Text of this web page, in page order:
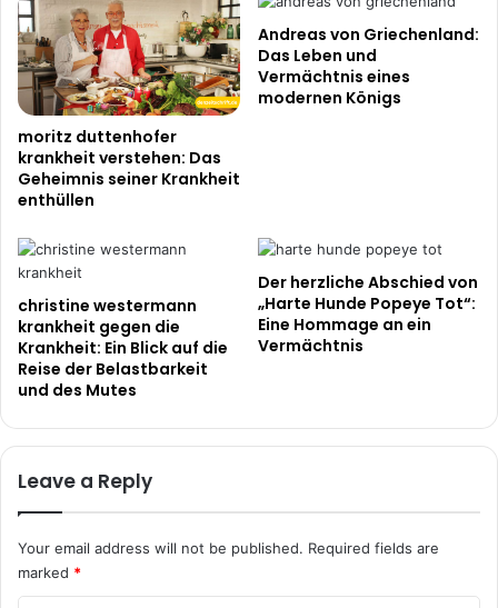
moritz duttenhofer
krankheit verstehen: Das
Geheimnis seiner Krankheit
enthüllen
Andreas von Griechenland:
Das Leben und
Vermächtnis eines
modernen Königs
christine westermann
krankheit gegen die
Krankheit: Ein Blick auf die
Reise der Belastbarkeit
und des Mutes
Der herzliche Abschied von
„Harte Hunde Popeye Tot“:
Eine Hommage an ein
Vermächtnis
Leave a Reply
Your email address will not be published. Required fields are
marked *